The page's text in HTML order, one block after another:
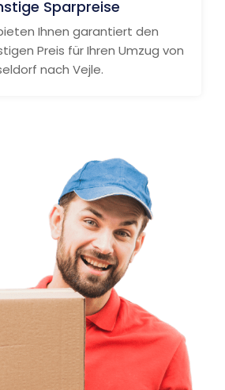
Sparpreise
Ihnen garantiert den
Preis für Ihren Umzug von
nach Vejle.